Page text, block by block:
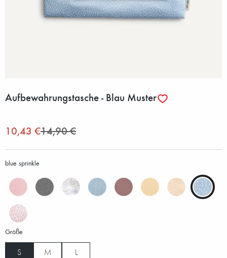
Aufbewahrungstasche - Blau Muster
10,43 €14,90 €
blue sprinkle
Größe
S M L